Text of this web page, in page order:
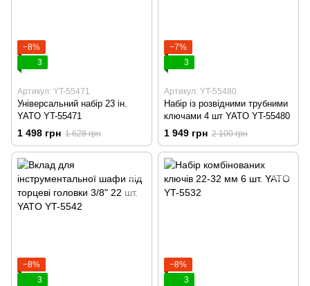
−8%
3
Артикул: YT-55471
Універсальний набір 23 ін.
YATO YT-55471
1 498 грн 1 628 грн
−7%
3
Артикул: YT-55480
Набір із розвідними трубними
ключами 4 шт YATO YT-55480
1 949 грн 2 100 грн
−8%
3
−8%
3